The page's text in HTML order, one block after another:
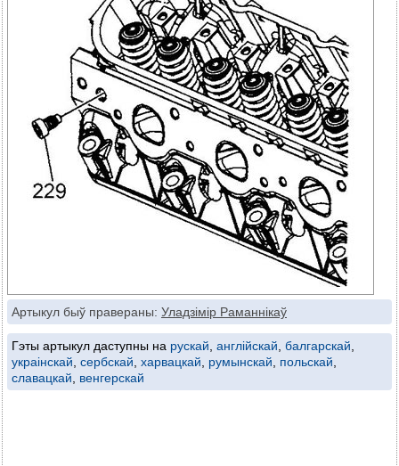
Артыкул быў правераны: Уладзімір Раманнікаў
Гэты артыкул даступны на рускай англійскай балгарскай
украінскай сербскай харвацкай румынскай польскай
славацкай
венгерскай